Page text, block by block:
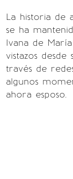
La historia de
se ha
Ivana de
vistazos
través de
algunos
ahora esposo.